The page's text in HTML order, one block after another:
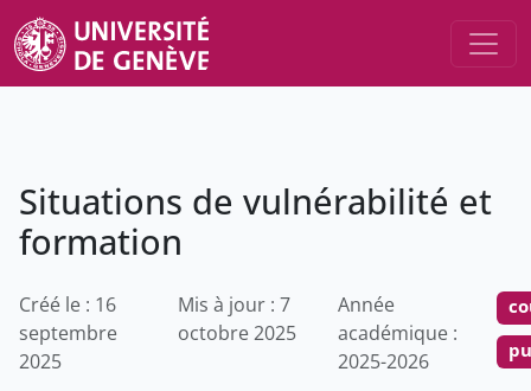
Situations de vulnérabilité et
formation
Créé le : 16
septembre
2025
Mis à jour : 7
octobre 2025
Année
académique :
2025-2026